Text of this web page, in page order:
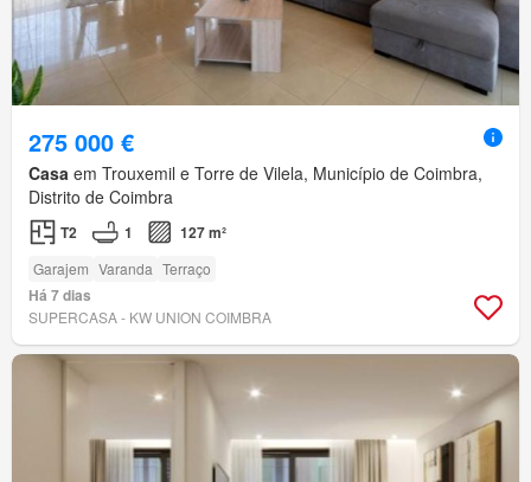
275 000 €
Casa em Trouxemil e Torre de Vilela, Município de Coimbra,
Distrito de Coimbra
T2 1 127 m²
Garajem Varanda Terraço
Há 7 dias
SUPERCASA - KW UNION COIMBRA